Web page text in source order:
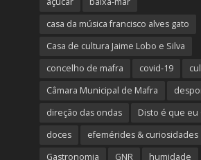
casa da música francisco alves gato
Casa de cultura Jaime Lobo e Silva
concelho de mafra
covid-19
Câmara Municipal de Mafra
direção das ondas
Disto é que eu
doces
efemérides & curiosidades
Gastronomia
GNR humidade